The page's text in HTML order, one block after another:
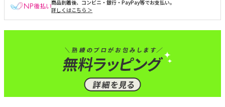
商品到着後、コンビニ・銀行・PayPay等でお支払い。
詳しくはこちら ＞